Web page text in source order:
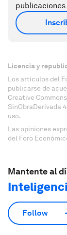
publicaciones
Licencia y
Los artículos del
publicarse de
Creative
SinObraDerivada
uso.
Las opiniones
del Foro
Mantente al
Follow